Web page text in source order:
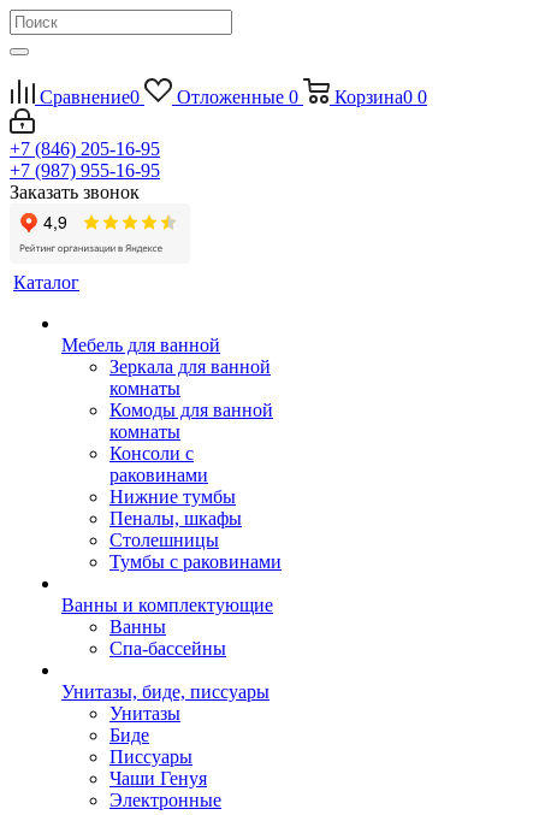
Сравнение0 Отложенные 0 Корзина0 0
+7 (846) 205-16-95
+7 (987) 955-16-95
Заказать звонок
Каталог
Мебель для ванной
Зеркала для ванной
комнаты
Комоды для ванной
комнаты
Консоли с
раковинами
Нижние тумбы
Пеналы, шкафы
Столешницы
Тумбы с раковинами
Ванны и комплектующие
Ванны
Спа-бассейны
Унитазы, биде, писсуары
Унитазы
Биде
Писсуары
Чаши Генуя
Электронные